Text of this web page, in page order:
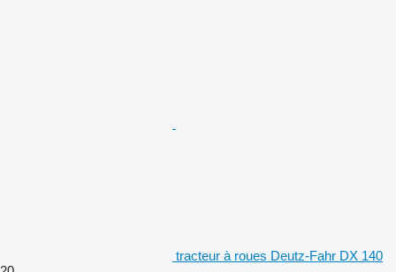
tracteur à roues Deutz-Fahr DX 140